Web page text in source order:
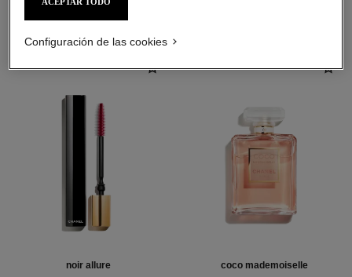
noir allure coco mademoiselle
Configuración de las cookies